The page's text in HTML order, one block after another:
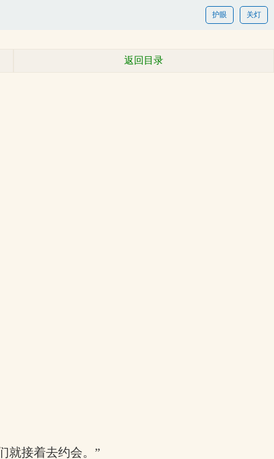
关灯
护眼
返回目录
就接着去约会。”